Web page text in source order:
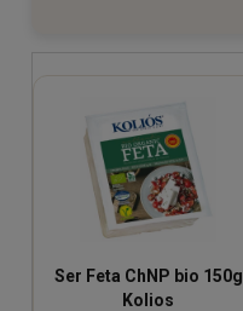
Ser Feta ChNP bio 150g
Kolios